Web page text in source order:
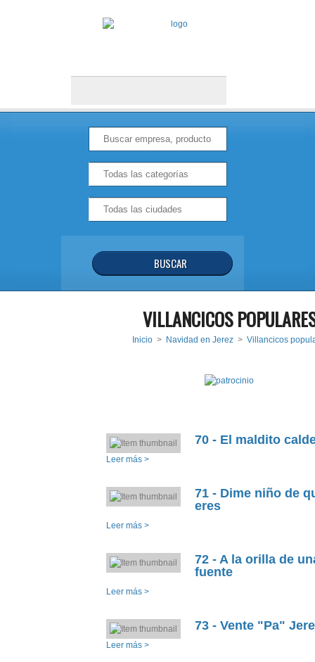
VILLANCICOS
Inicio> Navidad en Jerez> Villancicos
70 - El maldito
Leer más >
71 - Dime niño de
eres
Leer más >
72 - A la orilla de
fuente
Leer más >
73 - Vente "Pa"
Leer más >